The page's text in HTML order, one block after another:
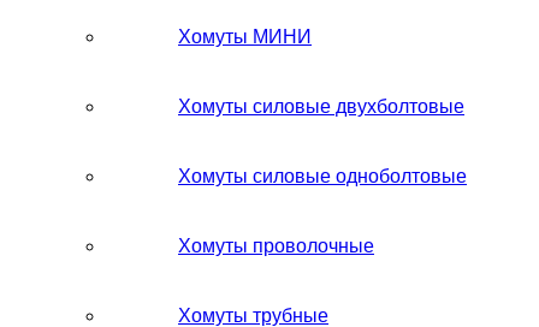
Хомуты МИНИ
Хомуты силовые двухболтовые
Хомуты силовые одноболтовые
Хомуты проволочные
Хомуты трубные